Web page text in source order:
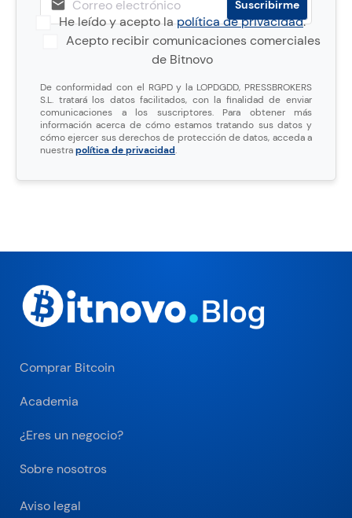
He leído y acepto lapolítica de privacidad.
Acepto recibir comunicaciones comerciales
de Bitnovo
De conformidad con el RGPD y la LOPDGDD, PRESSBROKERS
S.L. tratará los datos facilitados, con la finalidad de enviar
comunicaciones a los suscriptores. Para obtener más
información acerca de cómo estamos tratando sus datos y
cómo ejercer sus derechos de protección de datos, acceda a
nuestrapolítica de privacidad.
Comprar Bitcoin
Academia
¿Eres un negocio?
Sobre nosotros
Aviso legal